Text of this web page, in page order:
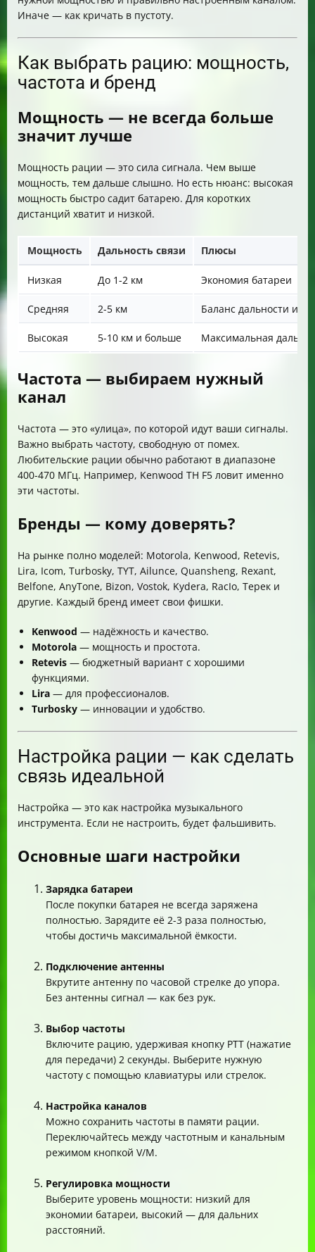
Иначе — как кричать в пустоту.
Как выбрать рацию: мощность,
частота и бренд
Мощность — не всегда больше
значит лучше
Мощность рации — это сила сигнала. Чем выше
мощность, тем дальше слышно. Но есть нюанс: высокая
мощность быстро садит батарею. Для коротких
дистанций хватит и низкой.
Мощность Дальность связи Плюсы
Низкая До 1-2 км Экономия батареи
Средняя 2-5 км Баланс дальности и
Высокая 5-10 км и больше Максимальная
Частота — выбираем нужный
канал
Частота — это «улица», по которой идут ваши сигналы.
Важно выбрать частоту, свободную от помех.
Любительские рации обычно работают в диапазоне
400-470 МГц. Например, Kenwood TH F5 ловит именно
эти частоты.
Бренды — кому доверять?
На рынке полно моделей: Motorola, Kenwood, Retevis,
Lira, Icom, Turbosky, TYT, Ailunce, Quansheng, Rexant,
Belfone, AnyTone, Bizon, Vostok, Kydera, RacIо, Терек и
другие. Каждый бренд имеет свои фишки.
Kenwood — надёжность и качество.
Motorola — мощность и простота.
Retevis — бюджетный вариант с хорошими
функциями.
Lira — для профессионалов.
Turbosky — инновации и удобство.
Настройка рации — как сделать
связь идеальной
Настройка — это как настройка музыкального
инструмента. Если не настроить, будет фальшивить.
Основные шаги настройки
Зарядка батареи
После покупки батарея не всегда заряжена
полностью. Зарядите её 2-3 раза полностью,
чтобы достичь максимальной ёмкости.
Подключение антенны
Вкрутите антенну по часовой стрелке до упора.
Без антенны сигнал — как без рук.
Выбор частоты
Включите рацию, удерживая кнопку PTT (нажатие
для передачи) 2 секунды. Выберите нужную
частоту с помощью клавиатуры или стрелок.
Настройка каналов
Можно сохранить частоты в памяти рации.
Переключайтесь между частотным и канальным
режимом кнопкой V/M.
Регулировка мощности
Выберите уровень мощности: низкий для
экономии батареи, высокий — для дальних
расстояний.